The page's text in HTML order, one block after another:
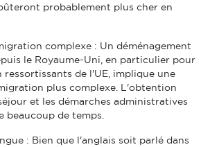
probablement plus cher en
complexe : Un déménagement
le Royaume-Uni, en particulier pour
ressortissants de l'UE, implique une
plus complexe. L'obtention
et les démarches administratives
beaucoup de temps.
: Bien que l'anglais soit parlé dans